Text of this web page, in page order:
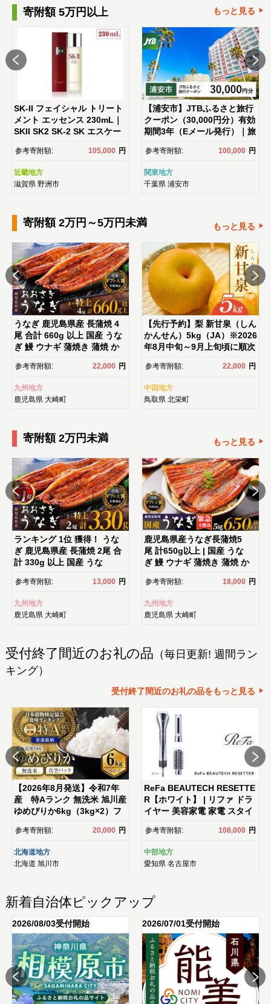
寄附額 5万円以上
もっと見る
SK-II フェイシャル トリート
メント エッセンス 230mL｜
SKII SK2 SK-2 SK エスケー
ツー エスケーツ エスケｰ ピテ
ラ スキンケア 化粧品 ｺｽﾒ フ
ッセンス フェイシャルトリー
トメント トリートメントエッ
参考寄附額: 105,000 円
近畿地方
滋賀県 野洲市
【浦安市】JTBふるさと旅行
クーポン（30,000円分）有効
期間3年（Eメール発行）｜旅
行 トラベル 予約 国内旅
行 JTB 宿泊 観光 体験 旅行
ル 旅館 チケット 子供 子連
れ カップル 家族 人気 おすす
間3年
参考寄附額: 100,000 円
関東地方
千葉県 浦安市
寄附額 2万円～5万円未満 もっと見る
うなぎ 鹿児島県産 長蒲焼 4
尾 合計 660g 以上 国産 うな
ぎ 鰻 ウナギ 蒲焼き 蒲焼 か
ばやき 魚 魚介 魚貝 海鮮 う
な重 ひつまぶし 蒲焼 訳あ
島県 大崎町 大隅半島 鰻 うな
ぎ ウナギ 鰻 人気 ウナギ う
ぎ 【うなぎ蒲焼 国産 うな
ぎ unagi 鰻 ウナギ うなぎ蒲
焼】
参考寄附額: 22,000 円
九州地方
鹿児島県 大崎町
【先行予約】梨 新甘泉（しん
かんせん）5kg（JA）※2026
年8月中旬～9月上旬頃に順次
発送予定【梨 なし ナシ 新甘
泉 フルーツ 果物 鳥取県 北栄
参考寄附額: 22,000 円
中国地方
鳥取県 北栄町
寄附額 2万円未満 もっと見る
ランキング 1位 獲得！ うな
ぎ 鹿児島県産 長蒲焼 2尾 合
計 330g 以上 国産 うな
ぎ 鰻 ウナギ 蒲焼き 蒲焼 か
ばやき 魚 魚介 魚貝 海鮮 う
り ギフト 人気 おすすめ 鹿児
島県 大崎町 大隅半島 A703
参考寄附額: 13,000 円
九州地方
鹿児島県 大崎町
鹿児島県産うなぎ長蒲焼5
尾 計650g以上 | 国産 うな
ぎ 鰻 ウナギ 蒲焼き 蒲焼 か
ばやき unagi うなぎ蒲焼 土
用丑の日 土用の丑の日 丑の
重 蒲焼 訳あり ギフト 人
気 おすすめ 鹿児島県 大崎
焼 国産 うなぎ unagi 鰻 ウナ
参考寄附額: 18,000 円
九州地方
鹿児島県 大崎町
受付終了間近のお礼の品 （毎日更新! 週間ラン
キング）
受付終了間近のお礼の品をもっと見る
【2026年8月発送】令和7年
産 特Aランク 無洗米 旭川産
ゆめぴりか6kg（3kg×2）フ
レッシュ真空パック 【 白
米 精米 ご飯 ごはん 米 お
米 ゆめぴりか 旭川産 旬 旭川
市ふるさと納税 北海道ふるさ
と納税 特A ふるさと納税 旭
参考寄附額: 20,000 円
北海道地方
北海道 旭川市
ReFa BEAUTECH RESETTE
R【ホワイト】 | リファ ドラ
イヤー 美容家電 家電 スタイ
リング 多機能 速乾 ヘア ギフ
ト プレゼント 送料無料 名古
屋市
参考寄附額: 108,000 円
中部地方
愛知県 名古屋市
新着自治体ピックアップ
2026/08/03受付開始 2026/07/01受付開始